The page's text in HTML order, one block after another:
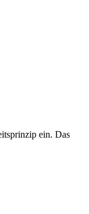
ein. Das